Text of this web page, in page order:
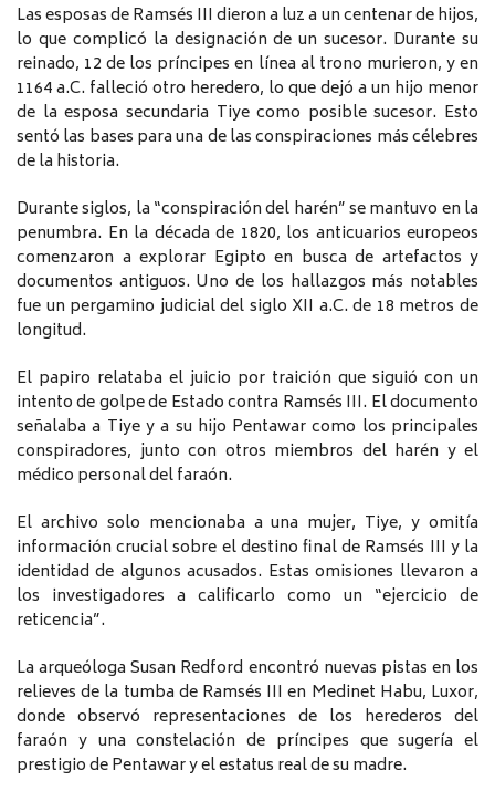
Las esposas de Ramsés III dieron a luz a un centenar de hijos,
lo que complicó la designación de un sucesor. Durante su
reinado, 12 de los príncipes en línea al trono murieron, y en
1164 a.C. falleció otro heredero, lo que dejó a un hijo menor
de la esposa secundaria Tiye como posible sucesor. Esto
sentó las bases para una de las conspiraciones más célebres
de la historia.
Durante siglos, la “conspiración del harén” se mantuvo en la
penumbra. En la década de 1820, los anticuarios europeos
comenzaron a explorar Egipto en busca de artefactos y
documentos antiguos. Uno de los hallazgos más notables
fue un pergamino judicial del siglo XII a.C. de 18 metros de
longitud.
El papiro relataba el juicio por traición que siguió con un
intento de golpe de Estado contra Ramsés III. El documento
señalaba a Tiye y a su hijo Pentawar como los principales
conspiradores, junto con otros miembros del harén y el
médico personal del faraón.
El archivo solo mencionaba a una mujer, Tiye, y omitía
información crucial sobre el destino final de Ramsés III y la
identidad de algunos acusados. Estas omisiones llevaron a
los investigadores a calificarlo como un “ejercicio de
reticencia”.
La arqueóloga Susan Redford encontró nuevas pistas en los
relieves de la tumba de Ramsés III en Medinet Habu, Luxor,
donde observó representaciones de los herederos del
faraón y una constelación de príncipes que sugería el
prestigio de Pentawar y el estatus real de su madre.